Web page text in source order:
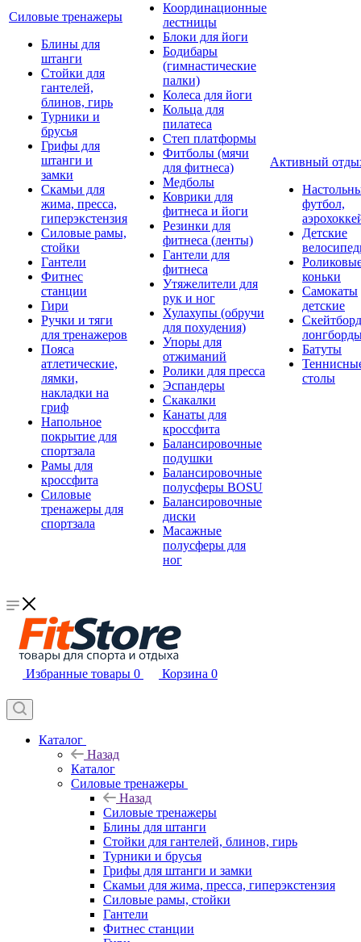
Силовые тренажеры
Блины для
штанги
Стойки для
гантелей,
блинов, гирь
Турники и
брусья
Грифы для
штанги и
замки
Скамьи для
жима, пресса,
гиперэкстензия
Силовые рамы,
стойки
Гантели
Фитнес
станции
Гири
Ручки и тяги
для тренажеров
Пояса
атлетические,
лямки,
накладки на
гриф
Напольное
покрытие для
спортзала
Рамы для
кроссфита
Силовые
тренажеры для
спортзала
Координационные
лестницы
Блоки для йоги
Бодибары
(гимнастические
палки)
Колеса для йоги
Кольца для
пилатеса
Степ платформы
Фитболы (мячи
для фитнеса)
Медболы
Коврики для
фитнеса и йоги
Резинки для
фитнеса (ленты)
Гантели для
фитнеса
Утяжелители для
рук и ног
Хулахупы (обручи
для похудения)
Упоры для
отжиманий
Ролики для пресса
Эспандеры
Скакалки
Канаты для
кроссфита
Балансировочные
подушки
Балансировочные
полусферы BOSU
Балансировочные
диски
Масажные
полусферы для
ног
Активный
футбол,
Детские
коньки
Самокаты
детские
Батуты
столы
Избранные товары 0 Корзина 0
Каталог
Назад
Каталог
Силовые тренажеры
Назад
Силовые тренажеры
Блины для штанги
Стойки для гантелей, блинов, гирь
Турники и брусья
Грифы для штанги и замки
Скамьи для жима, пресса, гиперэкстензия
Силовые рамы, стойки
Гантели
Фитнес станции